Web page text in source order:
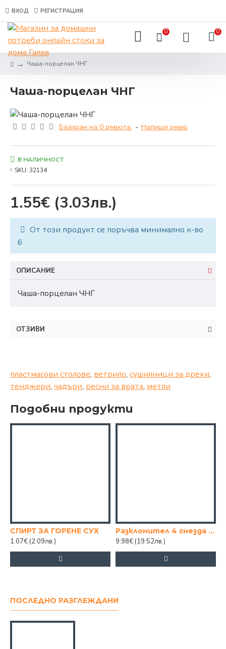
ВХОД РЕГИСТРАЦИЯ
0 0
Чаша-порцелан ЧНГ
Чаша-порцелан ЧНГ
Базиран на 0 ревюта. - Напиши ревю
1.55€ (3.03лв.)
В НАЛИЧНОСТ
SKU: 32134
От този продукт се поръчва минимално к-во
6
ОПИСАНИЕ
Чаша-порцелан ЧНГ
ОТЗИВИ
пластмасови столове, ветрило, сушилници за дрехи,
тенджери, чадъри, ресни за врата, метли
Подобни продукти
СПИРТ ЗА ГОРЕНЕ СУХ
1.07€ (2.09лв.)
Разклонител 4 гнезда с 3.0м. кабел
9.98€ (19.52лв.)
ПОСЛЕДНО РАЗГЛЕЖДАНИ